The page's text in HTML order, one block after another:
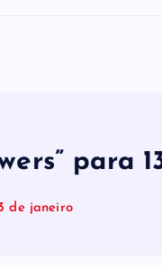
para
de janeiro